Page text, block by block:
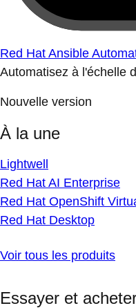
Red Hat Ansible
Automatisez à l'échelle
Nouvelle version
À la une
Lightwell
Red Hat AI Enterprise
Red Hat OpenShift
Red Hat Desktop
Voir tous les produits
Essayer et